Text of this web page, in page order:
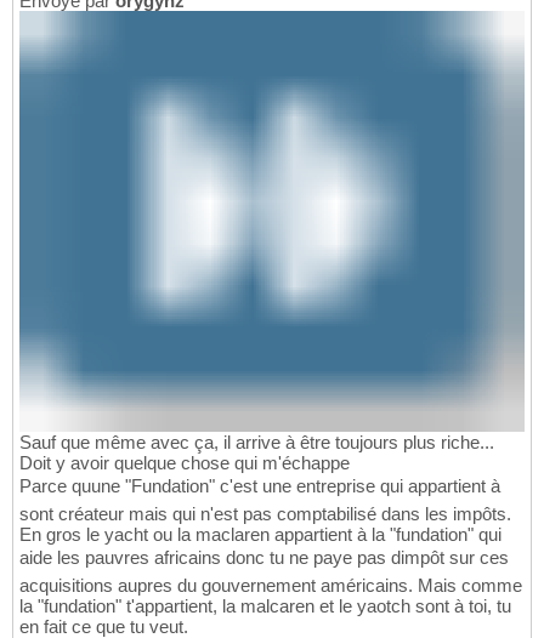
Sauf que même avec ça, il arrive à être toujours plus riche...
Doit y avoir quelque chose qui m'échappe
Parce quune "Fundation" c'est une entreprise qui appartient à
sont créateur mais qui n'est pas comptabilisé dans les impôts.
En gros le yacht ou la maclaren appartient à la "fundation" qui
aide les pauvres africains donc tu ne paye pas dimpôt sur ces
acquisitions aupres du gouvernement américains. Mais comme
la "fundation" t'appartient, la malcaren et le yaotch sont à toi, tu
en fait ce que tu veut.